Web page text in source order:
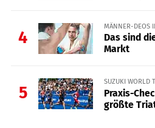
4
MÄNNER-DEOS
Das sind
Markt
5
SUZUKI WORLD
Praxis-
größte